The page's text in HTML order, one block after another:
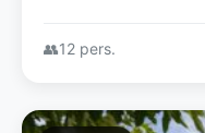
👥12 pers.